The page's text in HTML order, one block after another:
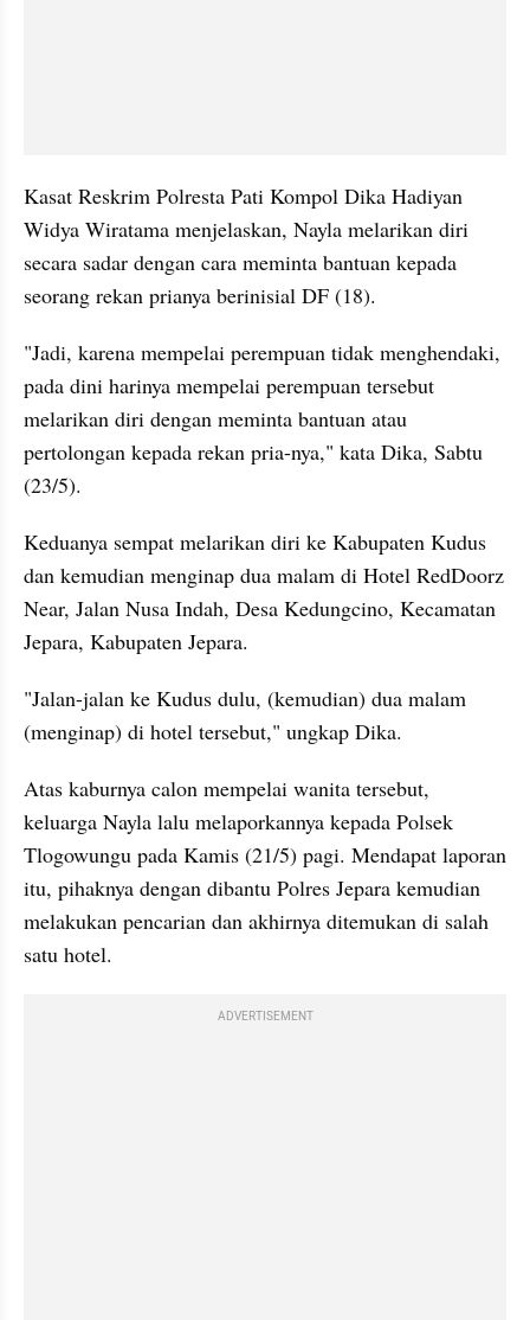
Kasat Reskrim Polresta Pati Kompol Dika Hadiyan
Widya Wiratama menjelaskan, Nayla melarikan diri
secara sadar dengan cara meminta bantuan kepada
seorang rekan prianya berinisial DF (18).
"Jadi, karena mempelai perempuan tidak menghendaki,
pada dini harinya mempelai perempuan tersebut
melarikan diri dengan meminta bantuan atau
pertolongan kepada rekan pria-nya," kata Dika, Sabtu
(23/5).
Keduanya sempat melarikan diri ke Kabupaten Kudus
dan kemudian menginap dua malam di Hotel RedDoorz
Near, Jalan Nusa Indah, Desa Kedungcino, Kecamatan
Jepara, Kabupaten Jepara.
"Jalan-jalan ke Kudus dulu, (kemudian) dua malam
(menginap) di hotel tersebut," ungkap Dika.
Atas kaburnya calon mempelai wanita tersebut,
keluarga Nayla lalu melaporkannya kepada Polsek
Tlogowungu pada Kamis (21/5) pagi. Mendapat laporan
itu, pihaknya dengan dibantu Polres Jepara kemudian
melakukan pencarian dan akhirnya ditemukan di salah
satu hotel.
ADVERTISEMENT